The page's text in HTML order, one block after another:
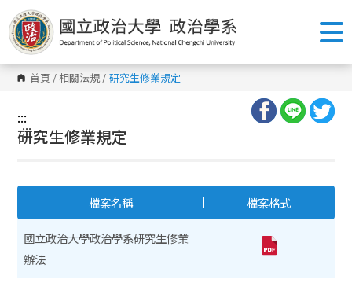
跳
到
主
要
內
容
區 首頁 /相關法規/ 研究生修業規定
:::
:::
研究生修業規定
檔案名稱 檔案格式
國立政治大學政治學系研究生修業
辦法